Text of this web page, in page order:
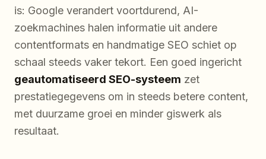
is: Google verandert voortdurend, AI-
zoekmachines halen informatie uit andere
contentformats en handmatige SEO schiet op
schaal steeds vaker tekort. Een goed ingericht
geautomatiseerd SEO-systeem zet
prestatiegegevens om in steeds betere content,
met duurzame groei en minder giswerk als
resultaat.